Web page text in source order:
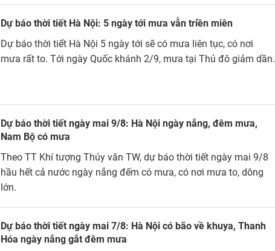
Dự báo thời tiết Hà Nội: 5 ngày tới mưa vẫn triền miên
Dự báo thời tiết Hà Nội 5 ngày tới sẽ có mưa liên tục, có nơi
mưa rất to. Tới ngày Quốc khánh 2/9, mưa tại Thủ đô giảm dần.
Dự báo thời tiết ngày mai 9/8: Hà Nội ngày nắng, đêm mưa,
Nam Bộ có mưa
Theo TT Khí tượng Thủy văn TW, dự báo thời tiết ngày mai 9/8
hầu hết cả nước ngày nắng đếm có mưa, có nơi mưa to, dông
lớn.
Dự báo thời tiết ngày mai 7/8: Hà Nội có bão về khuya, Thanh
Hóa ngày nắng gắt đêm mưa